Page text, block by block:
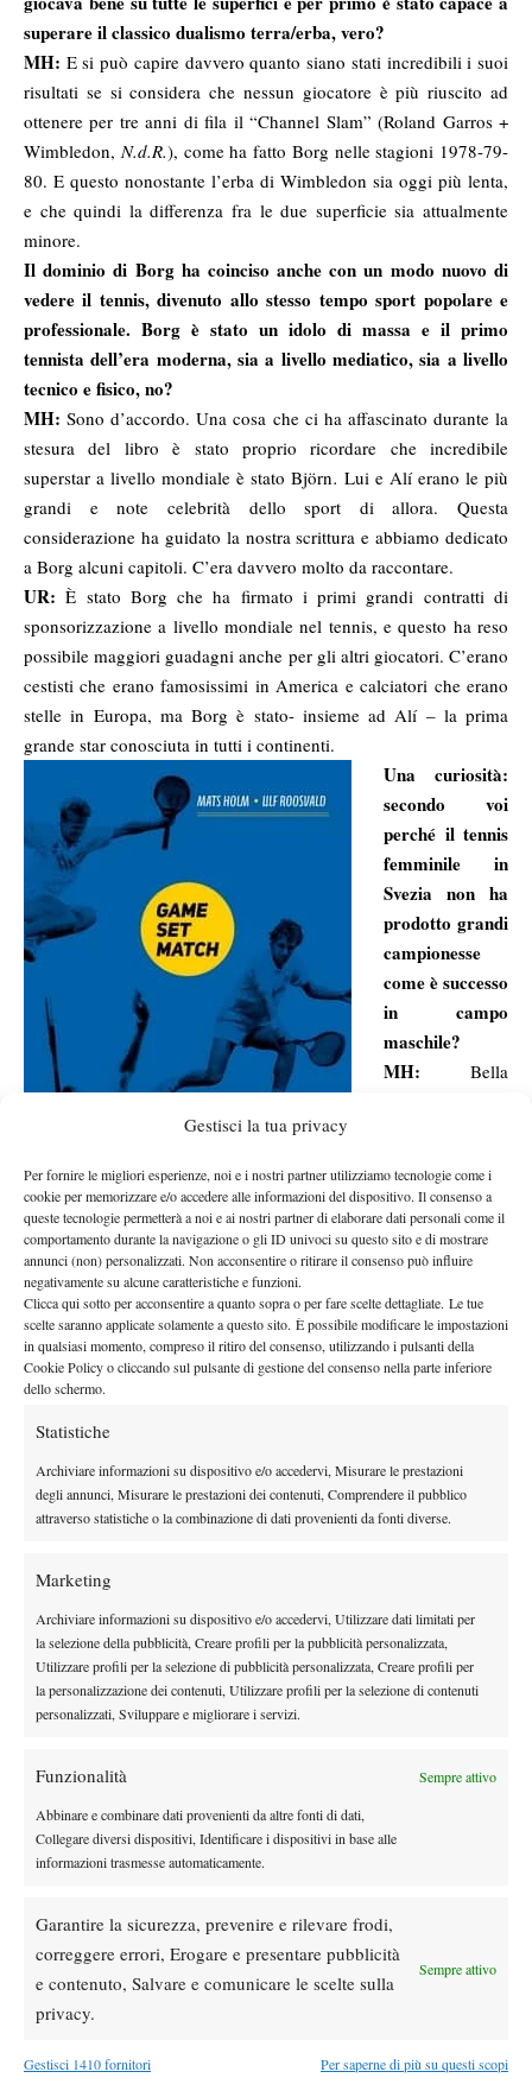
Gestisci la tua privacy
Per fornire le migliori esperienze, noi e i nostri partner utilizziamo tecnologie come i
cookie per memorizzare e/o accedere alle informazioni del dispositivo. Il consenso a
queste tecnologie permetterà a noi e ai nostri partner di elaborare dati personali come il
comportamento durante la navigazione o gli ID univoci su questo sito e di mostrare
annunci (non) personalizzati. Non acconsentire o ritirare il consenso può influire
negativamente su alcune caratteristiche e funzioni.
Clicca qui sotto per acconsentire a quanto sopra o per fare scelte dettagliate. Le tue
scelte saranno applicate solamente a questo sito. È possibile modificare le impostazioni
in qualsiasi momento, compreso il ritiro del consenso, utilizzando i pulsanti della
Cookie Policy o cliccando sul pulsante di gestione del consenso nella parte inferiore
dello schermo.
Statistiche
Archiviare informazioni su dispositivo e/o accedervi, Misurare le prestazioni
degli annunci, Misurare le prestazioni dei contenuti, Comprendere il pubblico
attraverso statistiche o la combinazione di dati provenienti da fonti diverse.
Marketing
Archiviare informazioni su dispositivo e/o accedervi, Utilizzare dati limitati per
la selezione della pubblicità, Creare profili per la pubblicità personalizzata,
Utilizzare profili per la selezione di pubblicità personalizzata, Creare profili per
la personalizzazione dei contenuti, Utilizzare profili per la selezione di contenuti
personalizzati, Sviluppare e migliorare i servizi.
Funzionalità Sempre attivo
Abbinare e combinare dati provenienti da altre fonti di dati,
Collegare diversi dispositivi, Identificare i dispositivi in base alle
informazioni trasmesse automaticamente.
Garantire la sicurezza, prevenire e rilevare frodi,
correggere errori, Erogare e presentare pubblicità
e contenuto, Salvare e comunicare le scelte sulla
privacy.
Sempre attivo
Gestisci 1410 fornitori Per saperne di più su questi scopi
superare il classico dualismo terra/erba, vero?
MH: E si può capire davvero quanto siano stati incredibili i suoi
risultati se si considera che nessun giocatore è più riuscito ad
ottenere per tre anni di fila il “Channel Slam” (Roland Garros +
Wimbledon,N.d.R.), come ha fatto Borg nelle stagioni 1978-79-
80. E questo nonostante l’erba di Wimbledon sia oggi più lenta,
e che quindi la differenza fra le due superficie sia attualmente
minore.
Il dominio di Borg ha coinciso anche con un modo nuovo di
vedere il tennis, divenuto allo stesso tempo sport popolare e
professionale. Borg è stato un idolo di massa e il primo
tennista dell’era moderna, sia a livello mediatico, sia a livello
tecnico e fisico, no?
MH: Sono d’accordo. Una cosa che ci ha affascinato durante la
stesura del libro è stato proprio ricordare che incredibile
superstar a livello mondiale è stato Björn. Lui e Alí erano le più
grandi e note celebrità dello sport di allora. Questa
considerazione ha guidato la nostra scrittura e abbiamo dedicato
a Borg alcuni capitoli. C’era davvero molto da raccontare.
UR: È stato Borg che ha firmato i primi grandi contratti di
sponsorizzazione a livello mondiale nel tennis, e questo ha reso
possibile maggiori guadagni anche per gli altri giocatori. C’erano
cestisti che erano famosissimi in America e calciatori che erano
stelle in Europa, ma Borg è stato- insieme ad Alí – la prima
grande star conosciuta in tutti i continenti.
Una curiosità:
secondo voi
perché il tennis
femminile in
Svezia non ha
prodotto grandi
campionesse
come è successo
in campo
maschile?
MH:
Bella
quello di fondo,
nel nuoto e
nell’atletica abbiamo avuto ragazze molto forti, più dei maschi.
Perché il tennis sia una storia diversa è difficile da dire. Per noi la
domanda dovrebbe essere: che cosa fanno l’Italia, la Spagna, la
Francia, l’Inghilterra e la Germania per far crescere così tante top
players che la Svezia non fa?
Borg, Wilander e Edberg, tre numeri uno, tre giocatori dagli
stili diversi, ma accomunati dall’estrema correttezza e
MH:In generale credo che si dovrebbe usare con cautela
concetti come “marchio di fabbrica nazionale”, soprattutto in
esattamente un gentleman sul ​​campo da tennis e quando aveva
causa del suo comportamento. Il tennis comunque era ed è uno
sport in cui il fair play è profondamente radicato, fin dalle sue
stesse origini, quelle di un intrattenimento per le classi alte
britanniche. Borg fu educato per avere un atteggiamento sportivo
questa tradizione basata sul fair play, considerata come dicevo
parte integrande del gioco del tennis. E poi lui stesso ha scoperto
da subito che ne poteva trarre molti benefici: la calma infatti
migliorava la sua concentrazione e spiazzava gli avversari.
play, e probabilmente non avrebbe dormito sonni tranquilli
sapendo di aver vinto una partita anche solo per un punto rubato.
Anche la sportività di Edberg, ragazzo modesto e di poche
parole, era frutto della sua personalità. Forse tutti e tre erano
fatti e non sulle parole, che risale all’epoca in cui la maggior